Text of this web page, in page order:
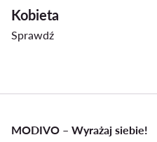
Kobieta
Sprawdź
MODIVO – Wyrażaj siebie!